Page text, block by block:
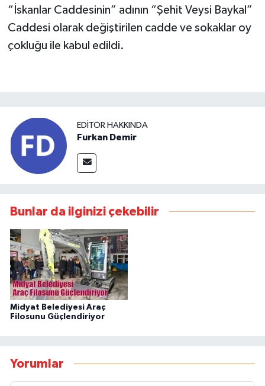
“İskanlar Caddesinin” adının “Şehit Veysi Baykal”
Caddesi olarak değiştirilen cadde ve sokaklar oy
çokluğu ile kabul edildi.
EDITÖR HAKKINDA
Furkan Demir
Bunlar da ilginizi çekebilir
Midyat Belediyesi Araç
Filosunu Güçlendiriyor
Yorumlar